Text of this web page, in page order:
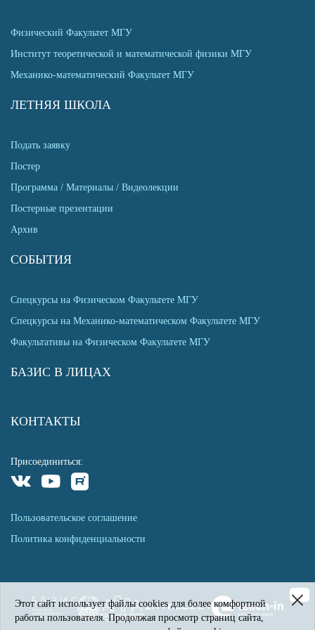
Этот сайт использует файлы cookies для более комфортной
работы пользователя. Продолжая просмотр страниц сайта,
Физический Факультет МГУ
Институт теоретической и математической физики МГУ
Механико-математический Факультет МГУ
ЛЕТНЯЯ ШКОЛА
Подать заявку
Постер
Программа / Материалы / Видеолекции
Постерные презентации
Архив
СОБЫТИЯ
Спецкурсы на Физическом Факультете МГУ
Спецкурсы на Механико-математическом Факультете МГУ
Факультативы на Физическом Факультете МГУ
БАЗИС В ЛИЦАХ
КОНТАКТЫ
Присоединиться:
Пользовательское соглашение
Политика конфиденциальности